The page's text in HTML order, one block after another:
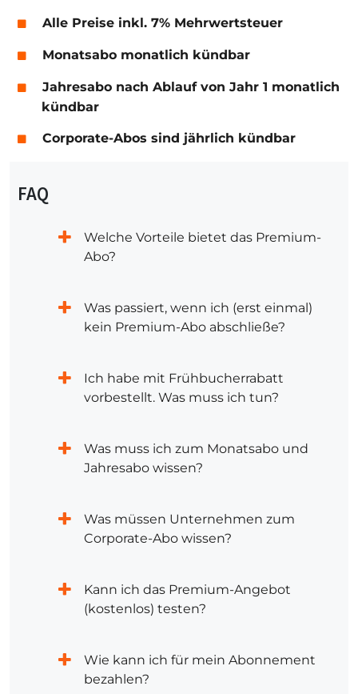
Alle Preise inkl. 7% Mehrwertsteuer
Monatsabo monatlich kündbar
Jahresabo nach Ablauf von Jahr 1 monatlich
kündbar
Corporate-Abos sind jährlich kündbar
FAQ
Welche Vorteile bietet das Premium-
Abo?
Was passiert, wenn ich (erst einmal)
kein Premium-Abo abschließe?
Ich habe mit Frühbucherrabatt
vorbestellt. Was muss ich tun?
Was muss ich zum Monatsabo und
Jahresabo wissen?
Was müssen Unternehmen zum
Corporate-Abo wissen?
Kann ich das Premium-Angebot
(kostenlos) testen?
Wie kann ich für mein Abonnement
bezahlen?